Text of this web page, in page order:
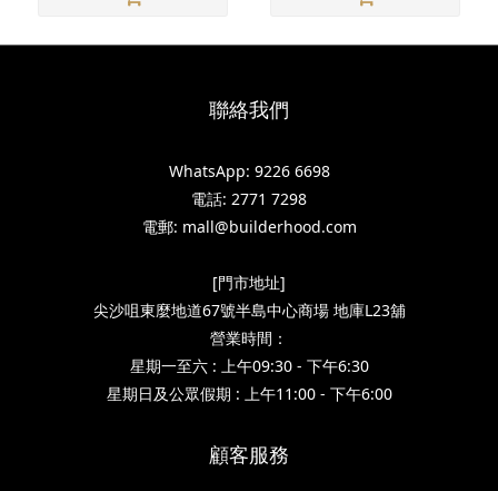
聯絡我們
WhatsApp: 9226 6698
電話: 2771 7298
電郵: mall@builderhood.com
[門市地址]
尖沙咀東麼地道67號半島中心商場 地庫L23舖
營業時間：
星期一至六 : 上午09:30 - 下午6:30
星期日及公眾假期 : 上午11:00 - 下午6:00
顧客服務